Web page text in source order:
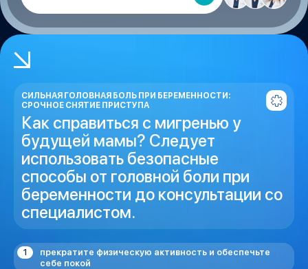
СИЛЬНАЯ ГОЛОВНАЯ БОЛЬ ПРИ БЕРЕМЕННОСТИ:
СРОЧНОЕ СНЯТИЕ ПРИСТУПА
Как справиться с мигренью у
будущей мамы? Следует
использовать безопасные
способы от головной боли при
беременности до консультации со
специалистом.
прекратите физическую активность и обеспечьте
себе покой